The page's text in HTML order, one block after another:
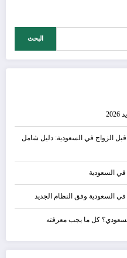
البحث
الزواج في السعودية: دليل شامل
السعودية
في السعودية وفق النظام الجديد
كل ما يجب معرفته